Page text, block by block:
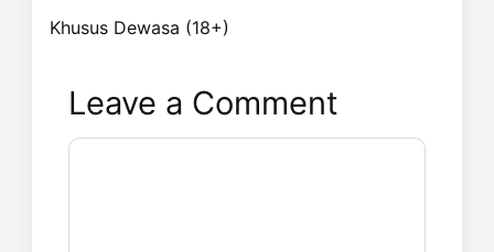
Khusus Dewasa (18+)
Leave a Comment
Comment